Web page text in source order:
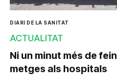
DIARI DE LA SANITAT
ACTUALITAT
Ni un minut més de
metges als hospitals